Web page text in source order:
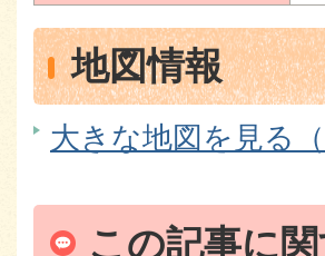
地図情報
大きな地図を見る
この記事に